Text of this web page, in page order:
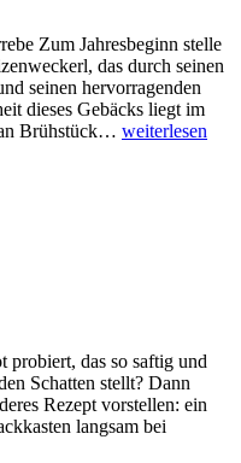
Zum Jahresbeginn stelle
das durch seinen
seinen hervorragenden
dieses Gebäcks liegt im
Brühstück… weiterlesen
das so saftig und
Schatten stellt? Dann
Rezept vorstellen: ein
langsam bei